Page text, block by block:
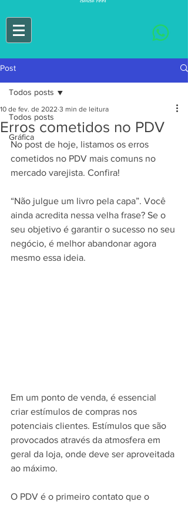
Post
Todos posts
Gráfica
Todos posts
Erros cometidos no PDV
10 de fev. de 2022 3 min de leitura
No post de hoje, listamos os erros
cometidos no PDV mais comuns no
mercado varejista. Confira!
“Não julgue um livro pela capa”. Você
ainda acredita nessa velha frase? Se o
seu objetivo é garantir o sucesso no seu
negócio, é melhor abandonar agora
mesmo essa ideia.
Em um ponto de venda, é essencial
criar estímulos de compras nos
potenciais clientes. Estímulos que são
provocados através da atmosfera em
geral da loja, onde deve ser aproveitada
ao máximo.
O PDV é o primeiro contato que o